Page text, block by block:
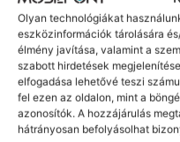
Olyan technológiákat
eszközinformációk tárolására
élmény javítása, valamint a
szabott hirdetések
elfogadása lehetővé teszi
fel ezen az oldalon, mint a
azonosítók. A hozzájárulás
hátrányosan befolyásolhat
S-széria) a gyárinál